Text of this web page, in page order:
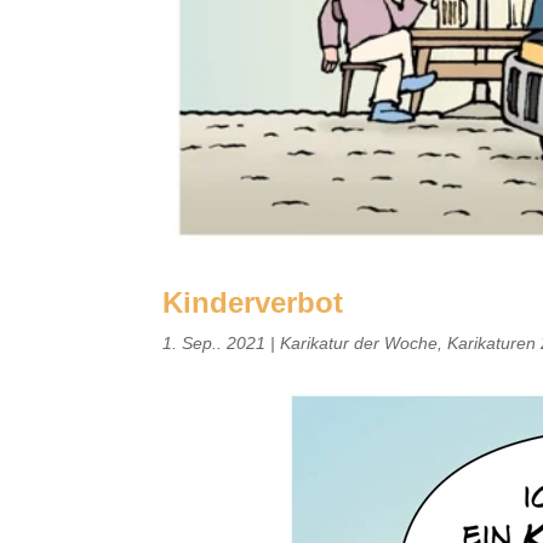
Kinderverbot
1. Sep.. 2021 |Karikatur der Woche,Karikaturen